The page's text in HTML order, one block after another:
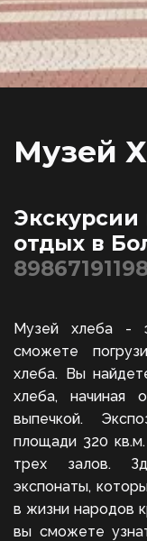
Музей
Экскурсии
отдых в
Музей хлеба -
сможете
хлеба. Вы
хлеба, начиная
выпечкой.
площади 320
трех залов.
экспонаты,
в жизни народов
вы сможете